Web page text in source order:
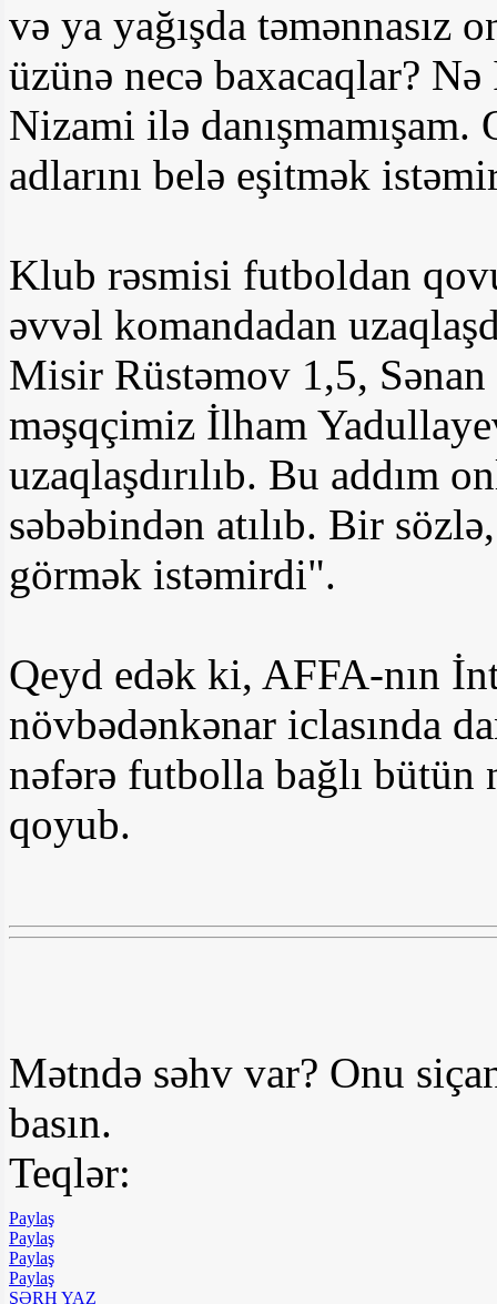
və ya yağışda təmənnasız
üzünə necə baxacaqlar?
Nizami ilə
adlarını belə eşitmək
Klub rəsmisi futboldan
əvvəl komandadan
Misir Rüstəmov 1,5,
məşqçimiz İlham
uzaqlaşdırılıb. Bu addım
səbəbindən atılıb. Bir
görmək istəmirdi".
Qeyd edək ki, AFFA-nın
növbədənkənar iclasında
nəfərə futbolla bağlı
qoyub.
Mətndə səhv var? Onu
basın.
Teqlər:
Paylaş
Paylaş
Paylaş
Paylaş
ŞƏRH YAZ